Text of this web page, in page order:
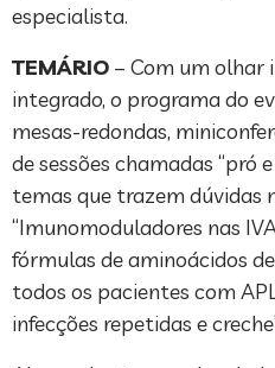
especialista.
TEMÁRIO – Com um olhar
integrado, o programa do
mesas-redondas,
de sessões chamadas “pró
temas que trazem dúvidas
“Imunomoduladores nas
fórmulas de aminoácidos
todos os pacientes com
infecções repetidas e